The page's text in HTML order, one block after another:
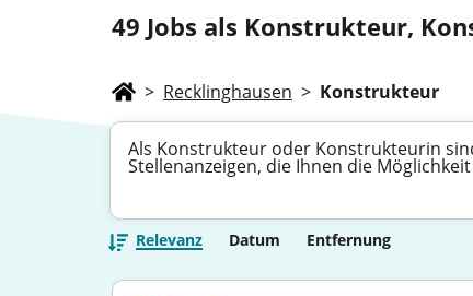
49 Jobs als Konstrukteur,
> Recklinghausen > Konstrukteur
Als Konstrukteur oder Konstrukteurin
Stellenanzeigen, die Ihnen die
Relevanz Datum Entfernung